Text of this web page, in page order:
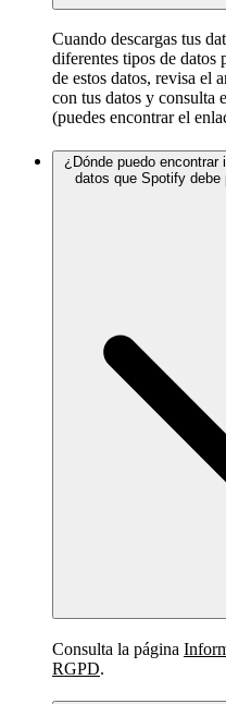
Cuando descargas tus
diferentes tipos de datos
de estos datos, revisa el
con tus datos y consulta
(puedes encontrar el
¿Dónde puedo
datos que Spotify debe
Consulta la página
RGPD.